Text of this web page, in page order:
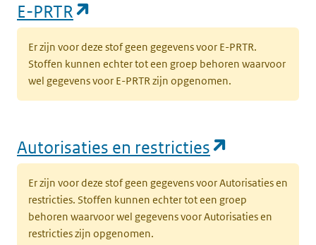
E-PRTR
Er zijn voor deze stof geen gegevens voor E-PRTR.
Stoffen kunnen echter tot een groep behoren waarvoor
wel gegevens voor E-PRTR zijn opgenomen.
Autorisaties en restricties
Er zijn voor deze stof geen gegevens voor Autorisaties en
restricties. Stoffen kunnen echter tot een groep
behoren waarvoor wel gegevens voor Autorisaties en
restricties zijn opgenomen.